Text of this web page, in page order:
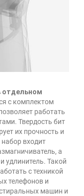
отдельном
с комплектом
работать
Твердость бит
их прочность и
набор входит
а
удлинитель. Такой
с техникой
телефонов и
машин и